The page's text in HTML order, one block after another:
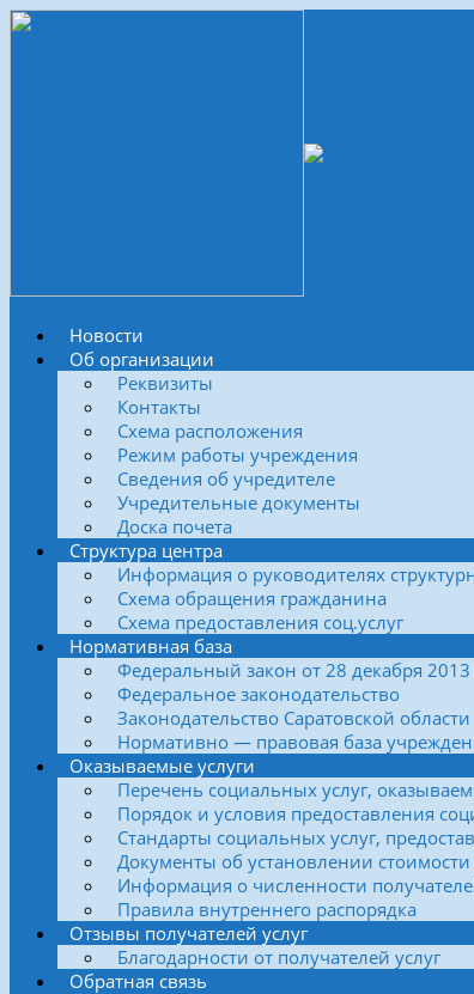
Новости
Об организации
Реквизиты
Контакты
Схема расположения
Режим работы учреждения
Сведения об учредителе
Учредительные документы
Доска почета
Структура центра
Информация о руководителях
Схема обращения гражданина
Схема предоставления соц.услуг
Нормативная база
Федеральный закон от 28 декабря
Федеральное законодательство
Законодательство Саратовской области
Нормативно — правовая база
Оказываемые услуги
Перечень социальных услуг,
Порядок и условия предоставления
Стандарты социальных услуг,
Документы об установлении стоимости
Информация о численности
Правила внутреннего распорядка
Отзывы получателей услуг
Благодарности от получателей услуг
Обратная связь